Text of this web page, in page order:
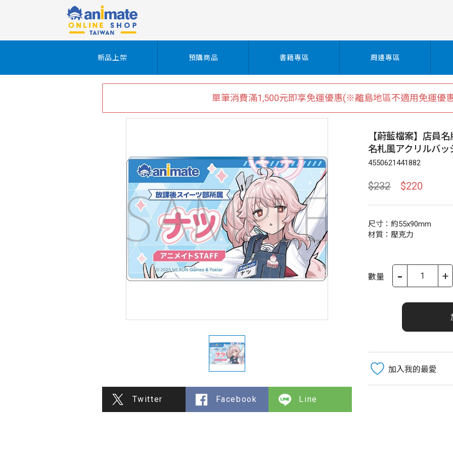
新品上架 預購商品 書籍專區 周邊專區
單筆消費滿1,500元即享免運優惠(※離島地區不適用免運優
Twitter Facebook Line
【蔚藍檔案】店員
名札風アクリルバッ
4550621441882
$232 $220
尺寸：約55x90mm
材質：壓克力
數量 - +
加入我的最愛